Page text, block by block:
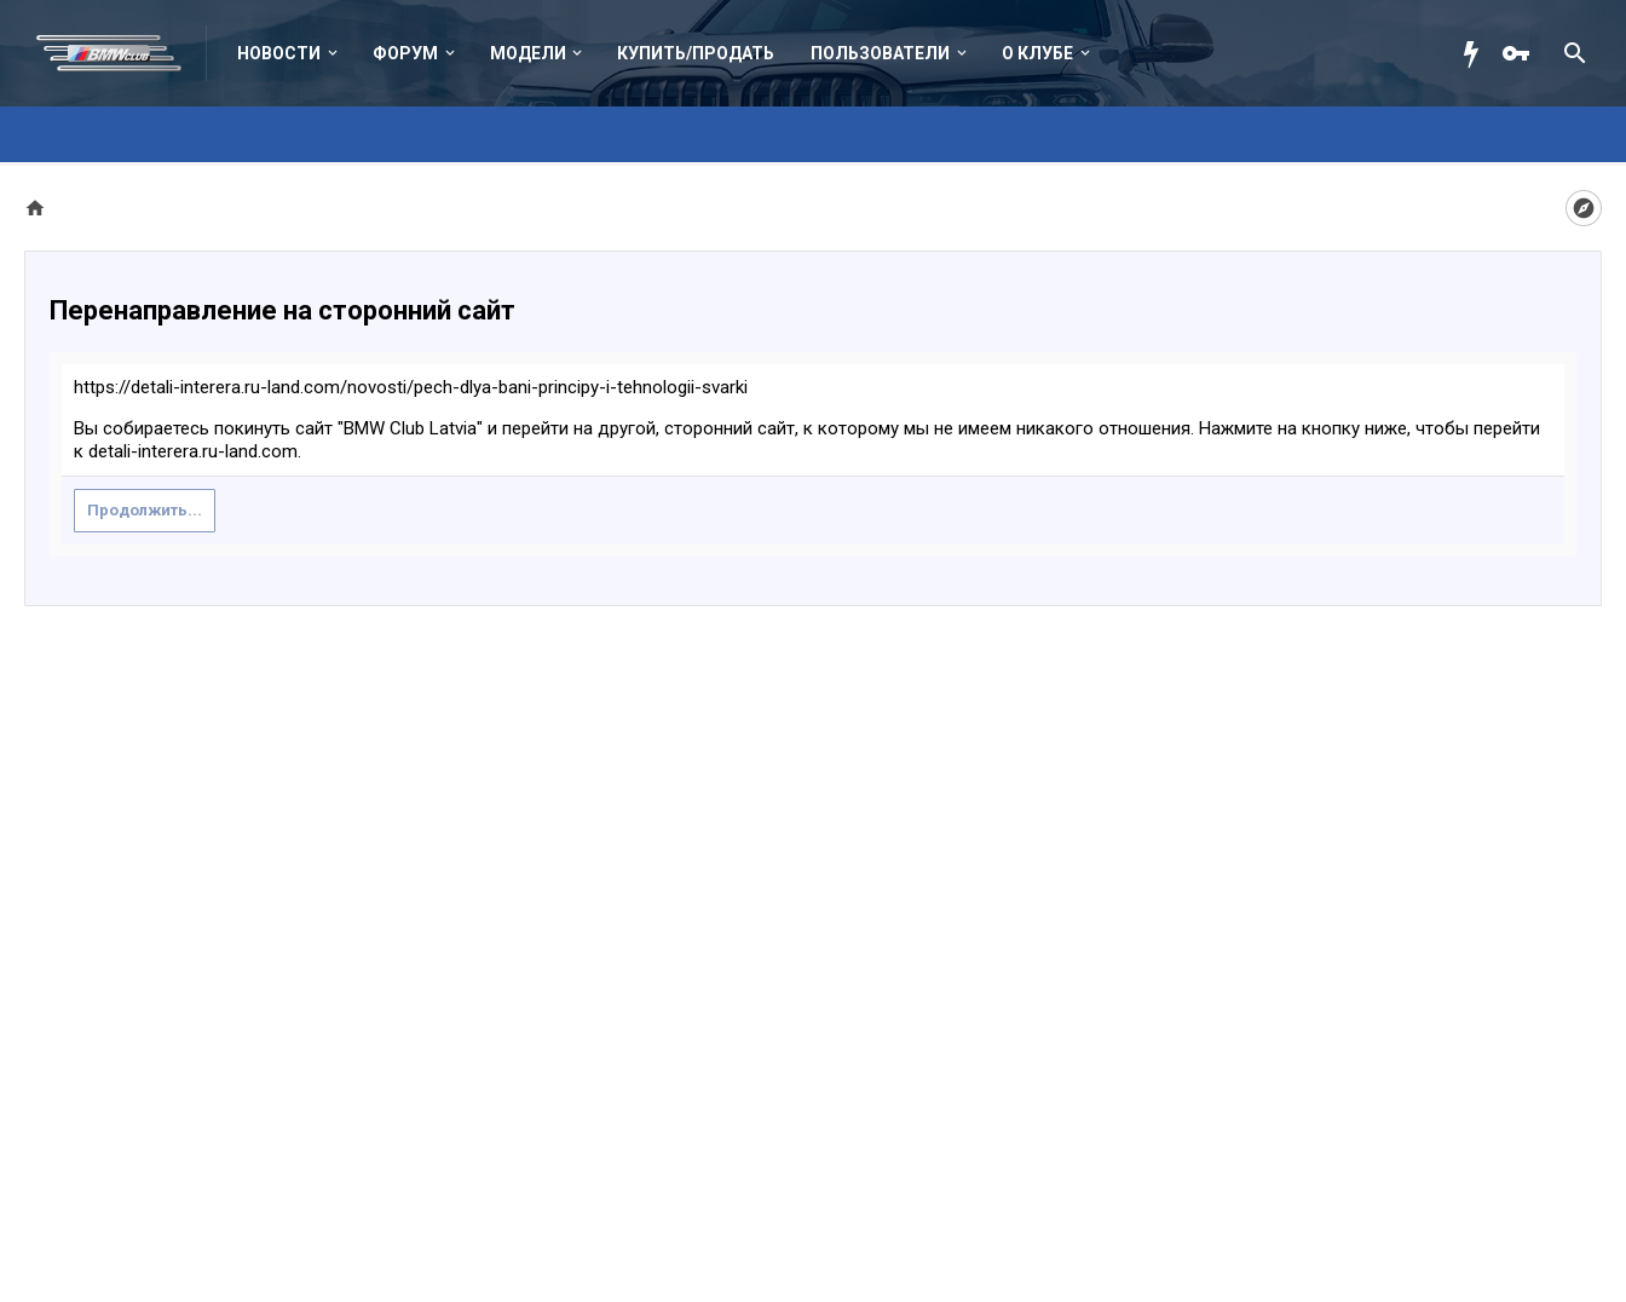
НОВОСТИ ФОРУМ МОДЕЛИ КУПИТЬ/ПРОДАТЬ ПОЛЬЗОВАТЕЛИ О КЛУБЕ
Перенаправление на сторонний сайт
https://detali-interera.ru-land.com/novosti/pech-dlya-bani-principy-i-tehnologii-svarki
Вы собираетесь покинуть сайт "BMW Club Latvia" и перейти на другой, сторонний сайт, к которому мы не имеем никакого отношения. Нажмите на кнопку ниже, чтобы перейти
к detali-interera.ru-land.com.
Продолжить...